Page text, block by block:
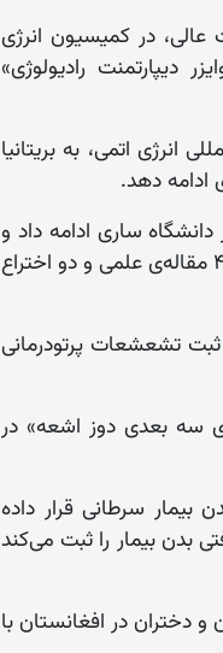
در کمیسیون انرژی
۲۰۰۵ تا ۲۰۱۰ به‌عنوان «سوپروایزر دیپارتمنت رادیولوژی»
بین‌المللی انرژی اتمی، به بریتانیا
دهد.
ساری ادامه داد و
در سال ۲۰۱۵ میلادی از دوره‌ی دکترا فارغ‌التحصیل شد و سپس با نوشتن بیش از ۴۰ مقاله‌ی علمی و دو اختراع
تشعشعات پرتودرمانی
سه بعدی دوز اشعه» در
سرطانی قرار داده
بدن بیمار را ثبت می‌کند
می‌کند که زنان و دختران در افغانستان با